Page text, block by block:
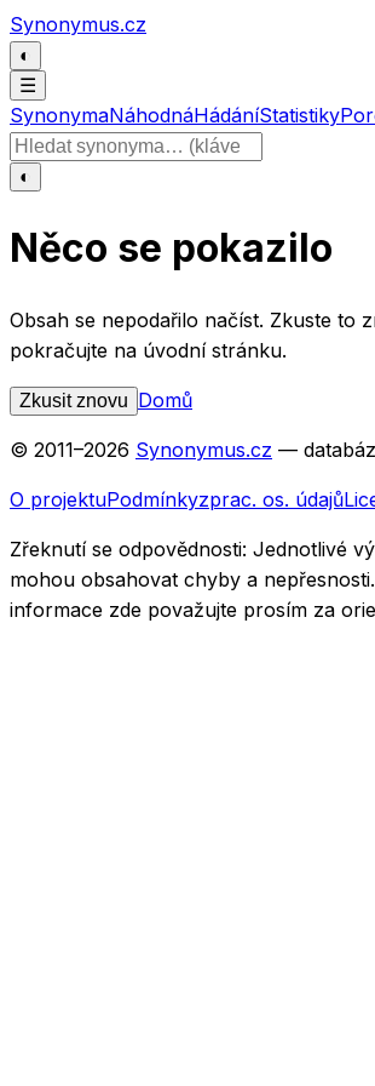
Přeskočit na obsah
Synonymus.cz
◐
☰
SynonymaNáhodnáHádáníStatistiky
Hledat slovo
◐
Něco se pokazilo
Obsah se nepodařilo načíst. Zkuste to
pokračujte na úvodní stránku.
Zkusit znovu Domů
© 2011–2026 Synonymus.cz —
O projektuPodmínkyzprac. os. údajů
Zřeknutí se odpovědnosti: Jednotlivé
mohou obsahovat chyby a
informace zde považujte prosím za